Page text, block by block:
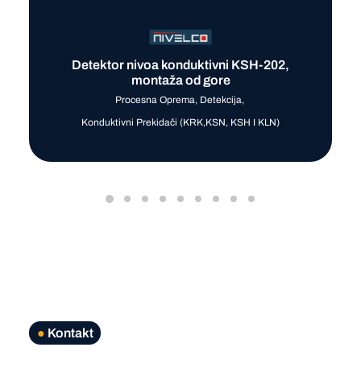
Detektor nivoa konduktivni KSH-202,
montaža od gore
Procesna Oprema, Detekcija,
Konduktivni Prekidači (KRK,KSN, KSH I KLN)
● Kontakt